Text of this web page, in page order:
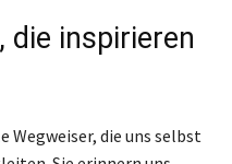
die inspirieren
Wegweiser, die uns selbst